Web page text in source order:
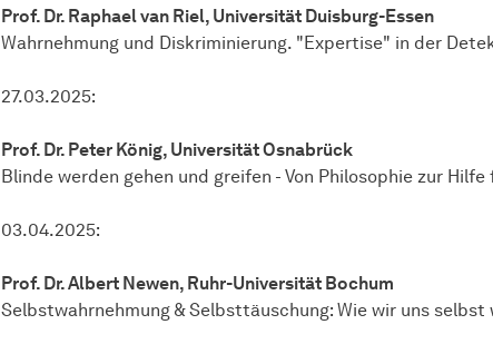
Prof. Dr. Raphael van Riel, Universität Duisburg-Essen
Wahrnehmung und Diskriminierung. "Expertise" in der
27.03.2025:
Prof. Dr. Peter König, Universität Osnabrück
Blinde werden gehen und greifen - Von Philosophie zur
03.04.2025:
Prof. Dr. Albert Newen, Ruhr-Universität Bochum
Selbstwahrnehmung & Selbsttäuschung: Wie wir uns selbst